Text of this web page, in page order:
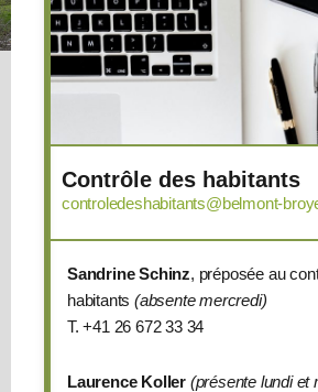
Ajoutez votre titre ici
Administrateurs
Administrateur
Thierry
Piccand
T.
+41
672
Contrôle des habitants
controledeshabitants@belmont-
Sandrine Schinz, préposée au
habitants (absente mercredi)
T. +41 26 672 33 34
Laurence Koller (présente lundi et